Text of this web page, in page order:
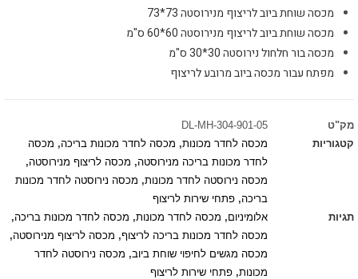
מכסה שוחת ביוב לריצוף מנירוסטה 73*73
מכסה שוחת ביוב לריצוף מנירוסטה 60*60 ס"מ
מכסה בור חלחול נירוסטה 30*30 ס"מ
מפתח עבור מכסה ביוב מרובע לריצוף
מק"ט
DL-MH-304-901-05
קטגוריות
מכסה לחדר מכונות, מכסה לחדר מכונות בריכה, מכסה
לחדר מכונות בריכה מנירוסטה, מכסה לריצוף מנירוסטה,
מכסה נירוסטה לחדר מכונות, מכסה נירוסטה לחדר מכונות
בריכה, פתחי שירות לריצוף
תגיות
אלומיניום, מכסה לחדר מכונות, מכסה לחדר מכונות בריכה,
מכסה לחדר מכונות בריכה לריצוף, מכסה לריצוף מנירוסטה,
מכסה מגשים לחיפוי שוחת ביוב, מכסה נירוסטה לחדר
מכונות, פתחי שירות לריצוף